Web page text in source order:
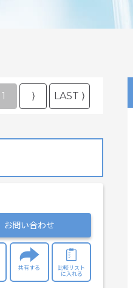
1 ⟩ LAST ⟩
お問い合わせ
共有する
比較リスト
に入れる